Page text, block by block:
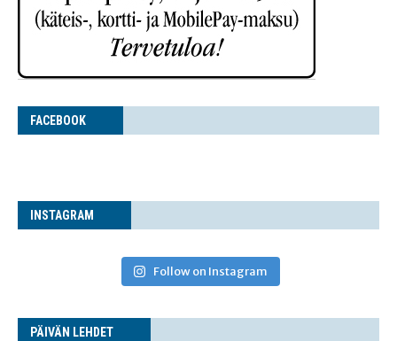
FACE­BOOK
INS­TA­GRAM
Follow on Instagram
PÄI­VÄN LEHDET